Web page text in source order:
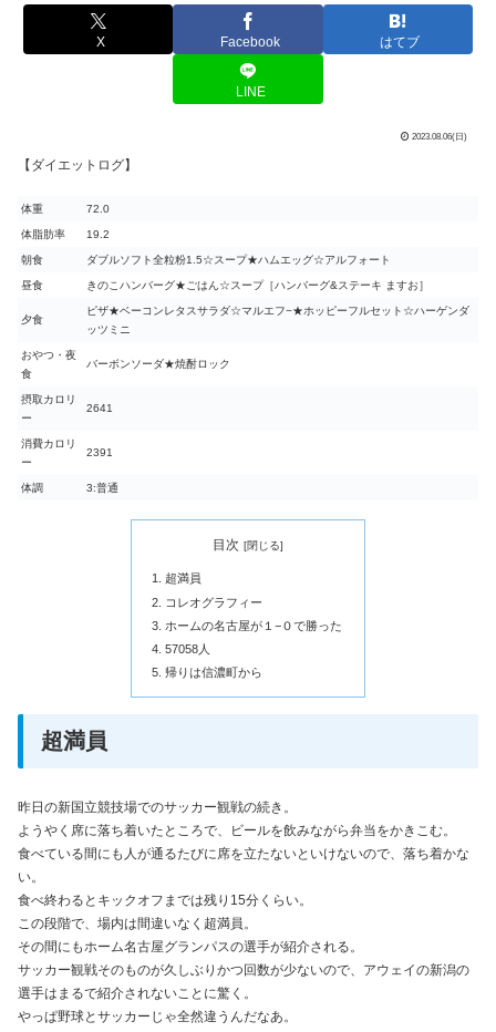
X Facebook はてブ
LINE
2023.08.06(日)
【ダイエットログ】
体重 72.0
体脂肪率 19.2
朝食 ダブルソフト全粒粉1.5☆スープ★ハムエッグ☆アルフォート
昼食 きのこハンバーグ★ごはん☆スープ［ハンバーグ&ステーキ ますお］
夕食
ピザ★ベーコンレタスサラダ☆マルエフ−★ホッピーフルセット☆ハーゲンダ
ッツミニ
おやつ・夜
食
バーボンソーダ★焼酎ロック
摂取カロリ
ー
2641
消費カロリ
ー
2391
体調 3:普通
目次
超満員
コレオグラフィー
ホームの名古屋が１−０で勝った
57058人
帰りは信濃町から
超満員
昨日の新国立競技場でのサッカー観戦の続き。
ようやく席に落ち着いたところで、ビールを飲みながら弁当をかきこむ。
食べている間にも人が通るたびに席を立たないといけないので、落ち着かな
い。
食べ終わるとキックオフまでは残り15分くらい。
この段階で、場内は間違いなく超満員。
その間にもホーム名古屋グランパスの選手が紹介される。
サッカー観戦そのものが久しぶりかつ回数が少ないので、アウェイの新潟の
選手はまるで紹介されないことに驚く。
やっぱ野球とサッカーじゃ全然違うんだなあ。